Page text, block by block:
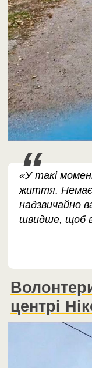
«У такі
життя. Немає
надзвичайно
швидше, щоб
центрі